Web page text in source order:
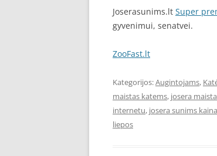
Joserasunims.lt Super
gyvenimui, senatvei.
ZooFast.lt
Kategorijos:Augintojams,
maistas katems, josera
internetu, josera sunims kaina
liepos